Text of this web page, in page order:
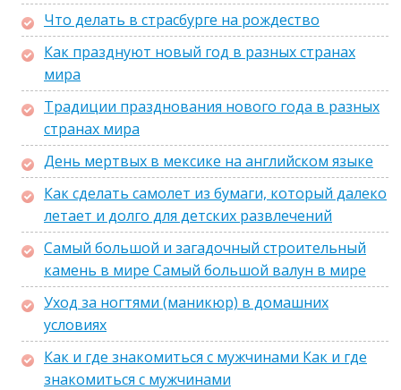
Что делать в страсбурге на рождество
Как празднуют новый год в разных странах
мира
Традиции празднования нового года в разных
странах мира
День мертвых в мексике на английском языке
Как сделать самолет из бумаги, который далеко
летает и долго для детских развлечений
Самый большой и загадочный строительный
камень в мире Самый большой валун в мире
Уход за ногтями (маникюр) в домашних
условиях
Как и где знакомиться с мужчинами Как и где
знакомиться с мужчинами